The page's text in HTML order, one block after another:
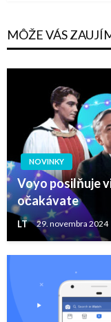
MÔŽE VÁS
NOVINKY
Voyo posilňuje
očakávate
LT 29. novembra 2024